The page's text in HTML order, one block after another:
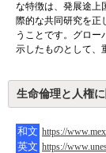
な特徴は、発展途上
際的な共同研究を正
うことです。グロー
示したものとして、
生命倫理と人権に
和文 https://
英文 https://